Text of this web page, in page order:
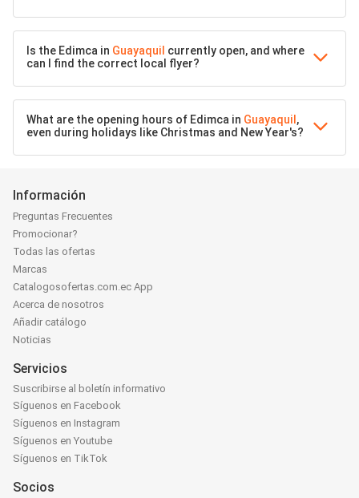
Is the Edimca in Guayaquil currently open, and where
can I find the correct local flyer?
What are the opening hours of Edimca in Guayaquil ,
even during holidays like Christmas and New Year's?
Información
Preguntas Frecuentes
Promocionar?
Todas las ofertas
Marcas
Catalogosofertas.com.ec App
Acerca de nosotros
Añadir catálogo
Noticias
Servicios
Suscribirse al boletín informativo
Síguenos en Facebook
Síguenos en Instagram
Síguenos en Youtube
Síguenos en TikTok
Socios